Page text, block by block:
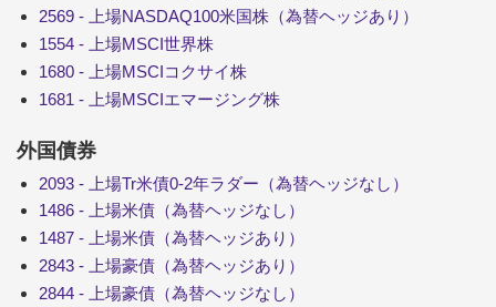
2569 - 上場NASDAQ100米国株（為替ヘッジあり）
1554 - 上場MSCI世界株
1680 - 上場MSCIコクサイ株
1681 - 上場MSCIエマージング株
外国債券
2093 - 上場Tr米債0-2年ラダー（為替ヘッジなし）
1486 - 上場米債（為替ヘッジなし）
1487 - 上場米債（為替ヘッジあり）
2843 - 上場豪債（為替ヘッジあり）
2844 - 上場豪債（為替ヘッジなし）